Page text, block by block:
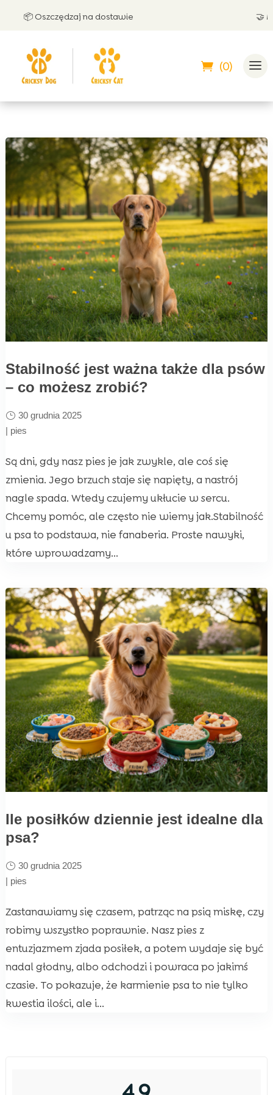
📦 Oszczędzaj na dostawie 🤝
(0)
Stabilność jest ważna także dla psów
– co możesz zrobić?
30 grudnia 2025
| pies
Są dni, gdy nasz pies je jak zwykle, ale coś się
zmienia. Jego brzuch staje się napięty, a nastrój
nagle spada. Wtedy czujemy ukłucie w sercu.
Chcemy pomóc, ale często nie wiemy jak.Stabilność
u psa to podstawa, nie fanaberia. Proste nawyki,
które wprowadzamy...
Ile posiłków dziennie jest idealne dla
psa?
30 grudnia 2025
| pies
Zastanawiamy się czasem, patrząc na psią miskę, czy
robimy wszystko poprawnie. Nasz pies z
entuzjazmem zjada posiłek, a potem wydaje się być
nadal głodny, albo odchodzi i powraca po jakimś
czasie. To pokazuje, że karmienie psa to nie tylko
kwestia ilości, ale i...